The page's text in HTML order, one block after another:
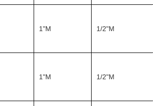
1"M 1/2"M
1"M 1/2"M